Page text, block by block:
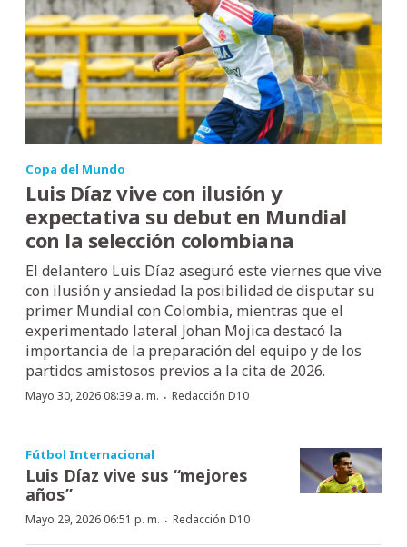
Copa del Mundo
Luis Díaz vive con ilusión y
expectativa su debut en Mundial
con la selección colombiana
El delantero Luis Díaz aseguró este viernes que vive
con ilusión y ansiedad la posibilidad de disputar su
primer Mundial con Colombia, mientras que el
experimentado lateral Johan Mojica destacó la
importancia de la preparación del equipo y de los
partidos amistosos previos a la cita de 2026.
Mayo 30, 2026 08:39 a. m. · Redacción D10
Fútbol Internacional
Luis Díaz vive sus “mejores
años”
Mayo 29, 2026 06:51 p. m. · Redacción D10